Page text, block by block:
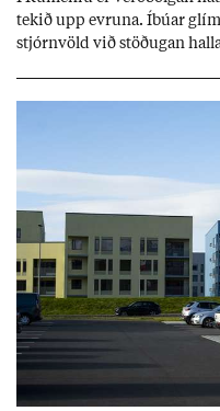
tek­ið upp evr­una. Íbú­ar
stjórn­völd við stöð­ug­an